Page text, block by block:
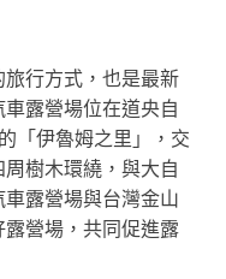
行方式，也是最新
露營場位在道央自
「伊魯姆之里」，交
樹木環繞，與大自
露營場與台灣金山
營場，共同促進露